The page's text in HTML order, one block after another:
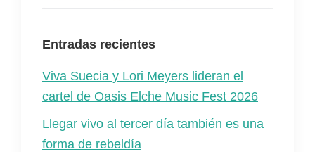
Entradas recientes
Viva Suecia y Lori Meyers lideran el
cartel de Oasis Elche Music Fest 2026
Llegar vivo al tercer día también es una
forma de rebeldía